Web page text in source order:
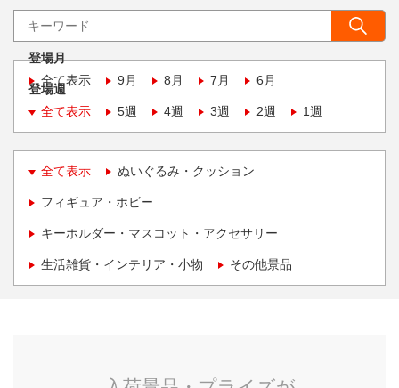
登場月
全て表示
9月 8月 7月 6月
登場週
全て表示
5週 4週 3週 2週 1週
全て表示 ぬいぐるみ・クッション
フィギュア・ホビー
キーホルダー・マスコット・アクセサリー
生活雑貨・インテリア・小物 その他景品